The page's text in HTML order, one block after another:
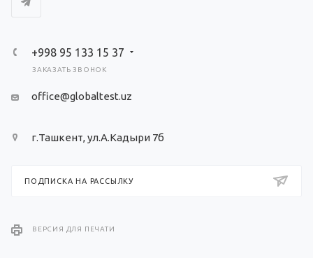
+998 95 133 15 37
ЗАКАЗАТЬ ЗВОНОК
office@globaltest.uz
г.Ташкент, ул.А.Кадыри 7б
ПОДПИСКА НА РАССЫЛКУ
ВЕРСИЯ ДЛЯ ПЕЧАТИ